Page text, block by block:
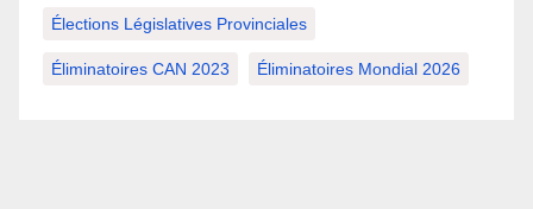
Élections Législatives Provinciales
Éliminatoires CAN 2023 Éliminatoires Mondial 2026